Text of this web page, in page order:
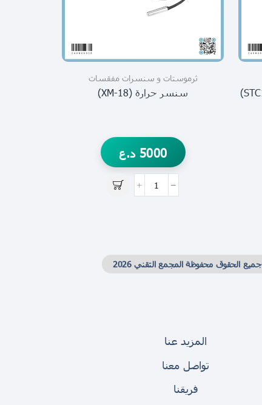
ثرموستات حرارة سنسر ربل(STC1000)
ثرموستات و سنسرات مفقسات
سنسر حرارة (XM-18)
5000 د.ع
جميع الحقوق محفوظة المجمع التقني 2026
المزيد عنا
تواصل معنا
فريقنا